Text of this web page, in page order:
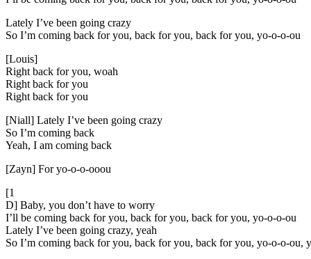
Lately I’ve been going crazy
So I’m coming back for you, back for you, back for you, yo-o-o-ou
[Louis]
Right back for you, woah
Right back for you
Right back for you
[Niall] Lately I’ve been going crazy
So I’m coming back
Yeah, I am coming back
[Zayn] For yo-o-o-ooou
[1
D] Baby, you don’t have to worry
I’ll be coming back for you, back for you, back for you, yo-o-o-ou
Lately I’ve been going crazy, yeah
So I’m coming back for you, back for you, back for you, yo-o-o-ou,